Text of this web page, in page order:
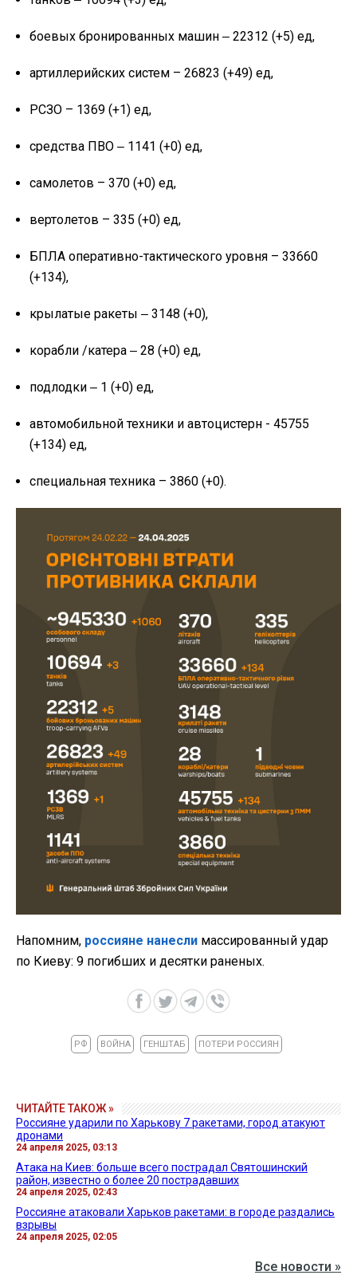
боевых бронированных машин ‒ 22312 (+5) ед,
артиллерийских систем – 26823 (+49) ед,
РСЗО – 1369 (+1) ед,
средства ПВО ‒ 1141 (+0) ед,
самолетов – 370 (+0) ед,
вертолетов – 335 (+0) ед,
БПЛА оперативно-тактического уровня – 33660
(+134),
крылатые ракеты ‒ 3148 (+0),
корабли /катера ‒ 28 (+0) ед,
подлодки ‒ 1 (+0) ед,
автомобильной техники и автоцистерн - 45755
(+134) ед,
специальная техника – 3860 (+0).
Напомним, россияне нанесли массированный удар
по Киеву: 9 погибших и десятки раненых.
РФ ВОЙНА ГЕНШТАБ ПОТЕРИ РОССИЯН
ЧИТАЙТЕ ТАКОЖ »
Россияне ударили по Харькову 7 ракетами, город атакуют
дронами
24 апреля 2025, 03:13
Атака на Киев: больше всего пострадал Святошинский
район, известно о более 20 пострадавших
24 апреля 2025, 02:43
Россияне атаковали Харьков ракетами: в городе раздались
взрывы
24 апреля 2025, 02:05
Все новости »